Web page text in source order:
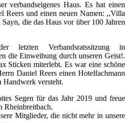
verbandseigenes Haus. Es hat einen
Reers und einen neuen Namen: ,,Villa
die das Haus vor über 100 Jahren
letzten Verbandsratssitzung in
die Einweihung durch unseren Geist!.
Sticken miterlebt. Es war eine schöne
Daniel Reers einen Hotelfachmann
Handwerk versteht.
Segen für das Jahr 2019 und freue
Rheinbreitbach.
Mitglieder, die nicht mehr in unsere